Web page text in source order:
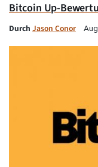
Bitcoin Up-
Durch Jason Conor